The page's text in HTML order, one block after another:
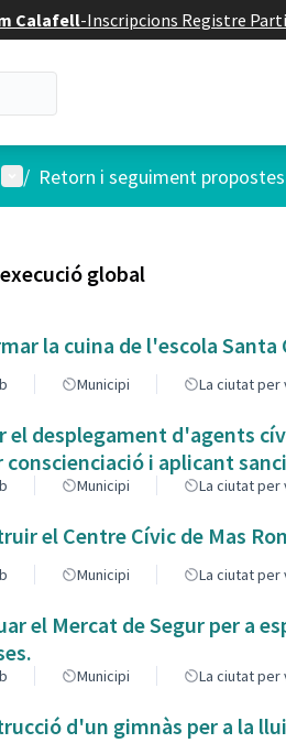
Calafell-Inscripcions Registre
Menú d'usuari
/ Retorn i seguiment propostes
global
la cuina de l'escola Santa
Municipi La ciutat per
el desplegament d'agents
conscienciació i aplicant
Municipi La ciutat per
el Centre Cívic de Mas
Municipi La ciutat per
el Mercat de Segur per a
Municipi La ciutat per
d'un gimnàs per a la